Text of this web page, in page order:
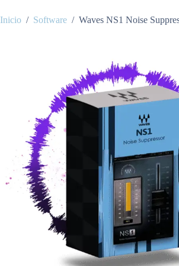
Inicio / Software / Waves NS1 Noise